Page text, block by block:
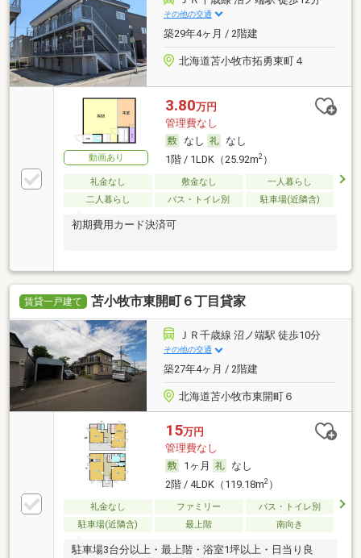
その他の交通
築29年4ヶ月 / 2階建
北海道苫小牧市拓勇東町４
動画あり
3.80万円
管理費なし
なし
なし
1階 / 1LDK（25.92m2）
礼金なし 敷金なし
一人暮らし
二人暮らし
バス・トイレ別 駐車場(近隣含)
初期費用カード決済可
賃貸一戸建て 苫小牧市東開町６丁目貸家
ＪＲ千歳線 沼ノ端駅 徒歩10分
その他の交通
築27年4ヶ月 / 2階建
北海道苫小牧市東開町６
15万円
管理費なし
1ヶ月
なし
2階 / 4LDK（119.18m2）
礼金なし ファミリー
バス・トイレ別
駐車場(近隣含)
最上階 南向き
駐車場3台分以上・最上階・浴室1坪以上・日当り良